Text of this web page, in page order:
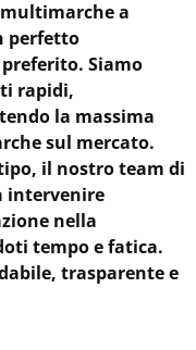
a
perfetto
Siamo
rapidi,
la massima
sul mercato.
il nostro team di
intervenire
nella
tempo e fatica.
trasparente e